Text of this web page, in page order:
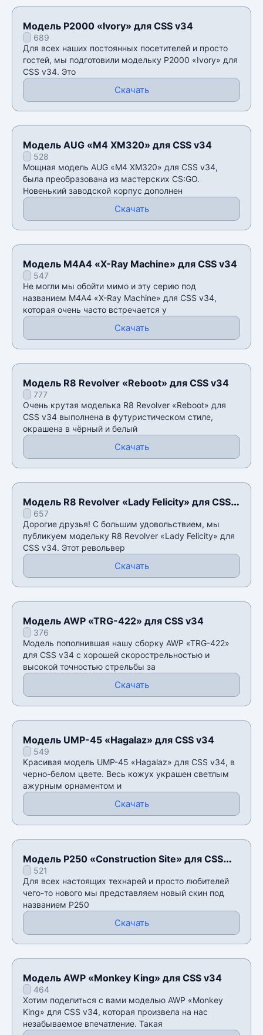
Модель P2000 «Ivory» для CSS v34
689
Для всех наших постоянных посетителей и просто
гостей, мы подготовили модельку P2000 «Ivory» для
CSS v34. Это
Скачать
Модель AUG «M4 XM320» для CSS v34
528
Мощная модель AUG «M4 XM320» для CSS v34,
была преобразована из мастерских CS:GO.
Новенький заводской корпус дополнен
Скачать
Модель М4А4 «X-Ray Machine» для CSS v34
547
Не могли мы обойти мимо и эту серию под
названием М4А4 «X-Ray Machine» для CSS v34,
которая очень часто встречается у
Скачать
Модель R8 Revolver «Reboot» для CSS v34
777
Очень крутая моделька R8 Revolver «Reboot» для
CSS v34 выполнена в футуристическом стиле,
окрашена в чёрный и белый
Скачать
Модель R8 Revolver «Lady Felicity» для CSS
v34657
Дорогие друзья! С большим удовольствием, мы
публикуем модельку R8 Revolver «Lady Felicity» для
CSS v34. Этот револьвер
Скачать
Модель AWP «TRG-422» для CSS v34
376
Модель пополнившая нашу сборку AWP «TRG-422»
для CSS v34 с хорошей скорострельностью и
высокой точностью стрельбы за
Скачать
Модель UMP-45 «Hagalaz» для CSS v34
549
Красивая модель UMP-45 «Hagalaz» для CSS v34, в
черно-белом цвете. Весь кожух украшен светлым
ажурным орнаментом и
Скачать
Модель P250 «Construction Site» для CSS
V34
521
Для всех настоящих технарей и просто любителей
чего-то нового мы представляем новый скин под
названием P250
Скачать
Модель AWP «Monkey King» для CSS v34
464
Хотим поделиться с вами моделью AWP «Monkey
King» для CSS v34, которая произвела на нас
незабываемое впечатление. Такая